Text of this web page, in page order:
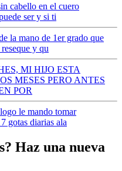
cabello en el cuero
ser y si ti
la mano de 1er grado que
y qu
MI HIJO ESTA
MESES PERO ANTES
POR
le mando tomar
gotas diarias ala
Haz una nueva